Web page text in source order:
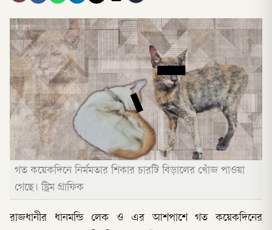
গত কয়েকদিনে নির্মমতার শিকার চারটি বিড়ালের খোঁজ পাওয়া
গেছে। স্ট্রিম গ্রাফিক
রাজধানীর ধানমন্ডি লেক ও এর আশপাশে গত কয়েকদিনের